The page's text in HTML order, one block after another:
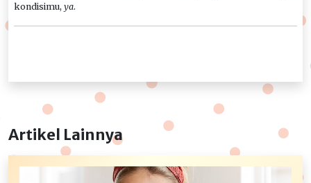
kondisimu, ya.
Artikel Lainnya